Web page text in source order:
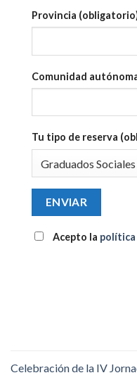
Provincia
Comunidad
Tu tipo de reserva
Acepto la política
Celebración de la IV